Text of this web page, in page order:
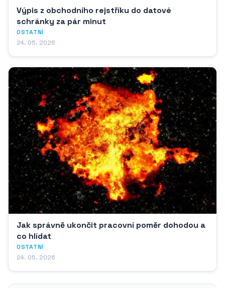
Výpis z obchodního rejstříku do datové
schránky za pár minut
OSTATNÍ
24. 05. 2026
Jak správně ukončit pracovní poměr dohodou a
co hlídat
OSTATNÍ
24. 05. 2026